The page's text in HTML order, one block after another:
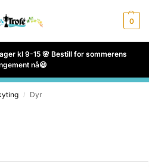
0
kl 9-15 🌸 Bestill for sommerens
nå😃
/ Dyr